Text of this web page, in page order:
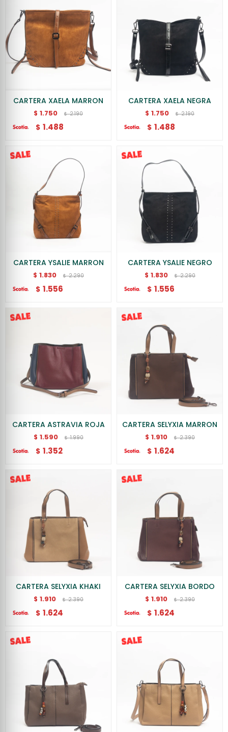
CARTERA XAELA MARRON
$ 1.750 $ 2.190
$ 1.488
CARTERA XAELA NEGRA
$ 1.750 $ 2.190
$ 1.488
CARTERA YSALIE MARRON
$ 1.830 $ 2.290
$ 1.556
CARTERA YSALIE NEGRO
$ 1.830 $ 2.290
$ 1.556
CARTERA ASTRAVIA ROJA
$ 1.590 $ 1.990
$ 1.352
CARTERA SELYXIA MARRON
$ 1.910 $ 2.390
$ 1.624
CARTERA SELYXIA KHAKI
$ 1.910 $ 2.390
$ 1.624
CARTERA SELYXIA BORDO
$ 1.910 $ 2.390
$ 1.624